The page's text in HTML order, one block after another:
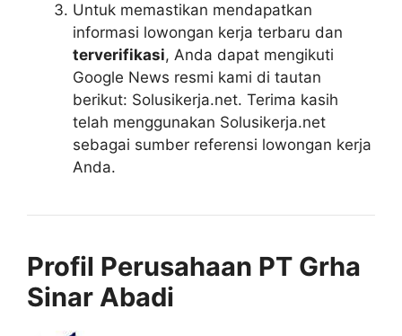
Untuk memastikan mendapatkan
informasi lowongan kerja terbaru dan
terverifikasi, Anda dapat mengikuti
Google News resmi kami di tautan
berikut: Solusikerja.net. Terima kasih
telah menggunakan Solusikerja.net
sebagai sumber referensi lowongan kerja
Anda.
Profil Perusahaan PT Grha
Sinar Abadi